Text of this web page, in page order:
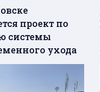
проект по
системы
ухода